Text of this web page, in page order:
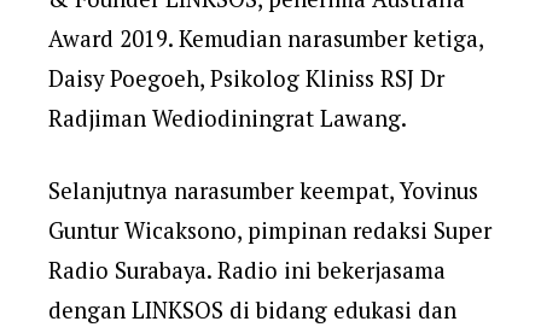
Award 2019. Kemudian narasumber ketiga,
Daisy Poegoeh, Psikolog Kliniss RSJ Dr
Radjiman Wediodiningrat Lawang.
Selanjutnya narasumber keempat, Yovinus
Guntur Wicaksono, pimpinan redaksi Super
Radio Surabaya. Radio ini bekerjasama
dengan LINKSOS di bidang edukasi dan